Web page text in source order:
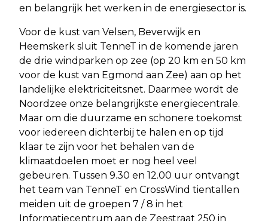
en belangrijk het werken in de energiesector is.
Voor de kust van Velsen, Beverwijk en
Heemskerk sluit TenneT in de komende jaren
de drie windparken op zee (op 20 km en 50 km
voor de kust van Egmond aan Zee) aan op het
landelijke elektriciteitsnet. Daarmee wordt de
Noordzee onze belangrijkste energiecentrale.
Maar om die duurzame en schonere toekomst
voor iedereen dichterbij te halen en op tijd
klaar te zijn voor het behalen van de
klimaatdoelen moet er nog heel veel
gebeuren. Tussen 9.30 en 12.00 uur ontvangt
het team van TenneT en CrossWind tientallen
meiden uit de groepen 7 / 8 in het
Informatiecentrum aan de Zeestraat 250 in